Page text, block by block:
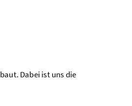
Dabei ist uns die